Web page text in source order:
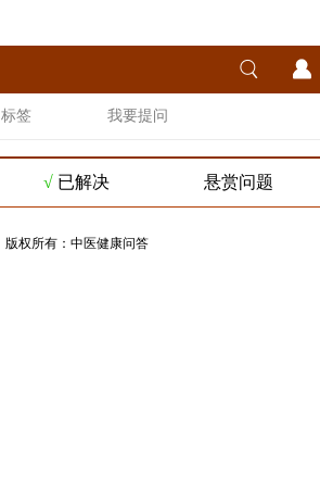
标签 我要提问
√ 已解决 悬赏问题
版权所有： 中医健康问答